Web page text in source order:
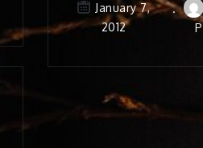
January 7,
2012